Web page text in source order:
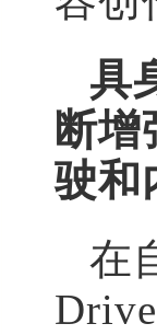
具
断
驶和
在